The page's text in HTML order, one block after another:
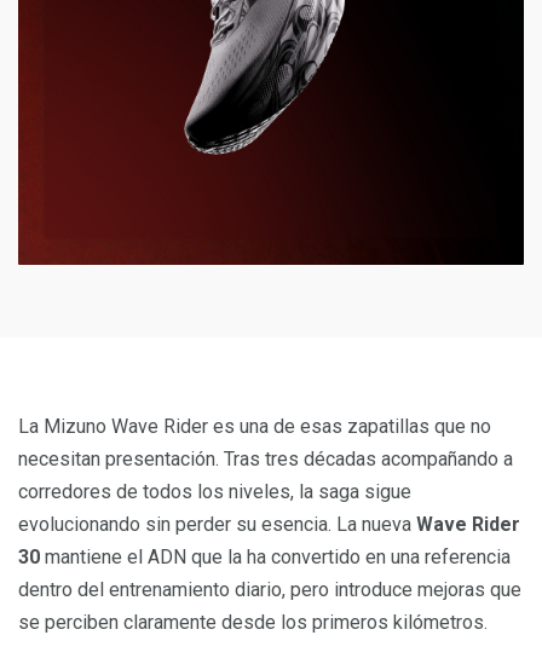
La Mizuno Wave Rider es una de esas zapatillas que no
necesitan presentación. Tras tres décadas acompañando a
corredores de todos los niveles, la saga sigue
evolucionando sin perder su esencia. La nueva Wave Rider
30 mantiene el ADN que la ha convertido en una referencia
dentro del entrenamiento diario, pero introduce mejoras que
se perciben claramente desde los primeros kilómetros.